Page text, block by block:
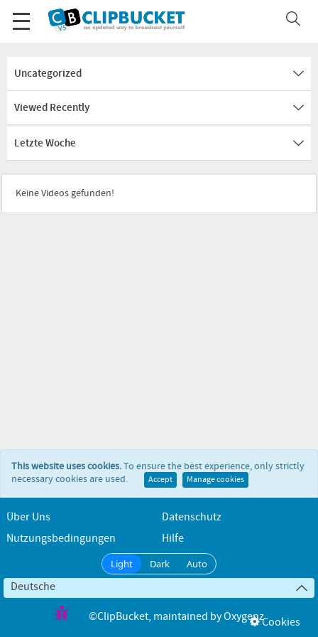
Uncategorized
Viewed Recently
Letzte Woche
Keine Videos gefunden!
This website uses cookies.To ensure the best experience, only strictly
necessary cookies are used.
Accept Manage cookies
Über Uns
Datenschutz
Nutzungsbedingungen
Hilfe
Light Dark Auto
Deutsche
©ClipBucket, maintained byOxygenzCookies